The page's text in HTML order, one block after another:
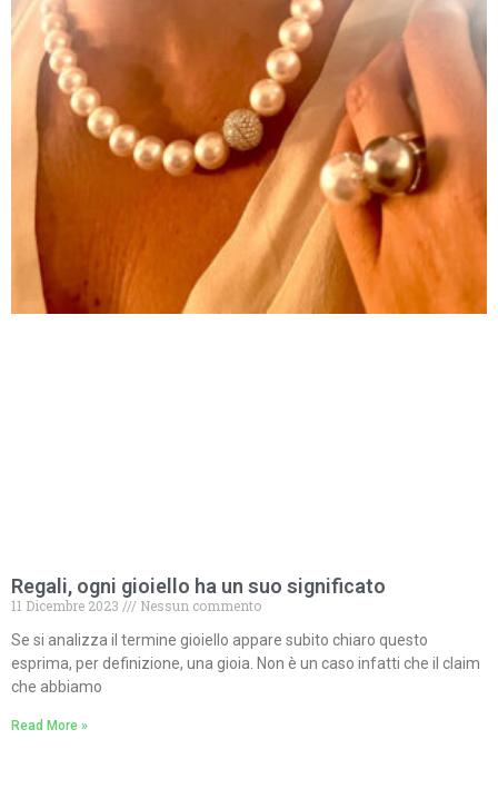
Regali, ogni gioiello ha un suo significato
11 Dicembre 2023
Nessun commento
Se si analizza il termine gioiello appare subito chiaro questo
esprima, per definizione, una gioia. Non è un caso infatti che il claim
che abbiamo
Read More »